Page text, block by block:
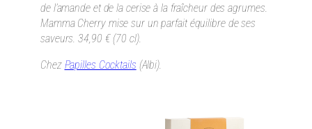
de l’amande et de la cerise à la fraîcheur des agrumes.
Mamma Cherry mise sur un parfait équilibre de ses
saveurs. 34,90 € (70 cl).
Chez Papilles Cocktails (Albi).